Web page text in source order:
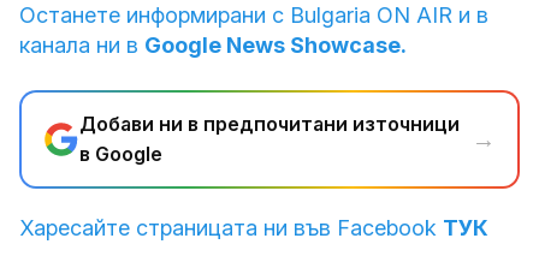
Останете информирани с Bulgaria ON AIR и в
канала ни в Google News Showcase.
Добави ни в предпочитани източници
в Google
→
Харесайте страницата ни във Facebook ТУК